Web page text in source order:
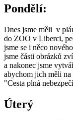
Pondělí:
Dnes jsme měli v
do ZOO v Liberci,
jsme se i něco
jsme části obrázků
a nakonec jsme
abychom jich měli na
"Cesta plná
Úterý